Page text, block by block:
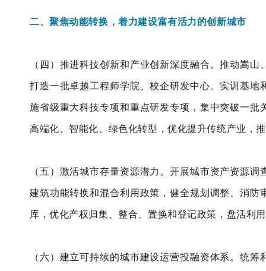
二、聚焦动能转换，着力建设富有活力的创新城市
（四）推进科技创新和产业创新深度融合。推动嵩
打造一批卓越工程师学院、校企研发中心、实训基
施省级重大科技专项和重点研发专项，集中突破一
高端化、智能化、绿色化转型，优化提升传统产业，
（五）激活城市存量资源潜力。开展城市资产资源
建筑功能转换和混合利用政策，健全规划调整、消
库，优化产权归集、整合、置换和登记政策，盘活利
（六）建立可持续的城市建设运营投融资体系。统